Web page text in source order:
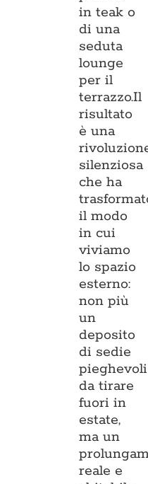
in teak o
di una
seduta
lounge
per il
terrazzo.Il
risultato
è una
silenziosa
che ha
il modo
in cui
viviamo
lo spazio
esterno:
non più
un
deposito
di sedie
pieghevoli
da tirare
fuori in
estate,
ma un
reale e